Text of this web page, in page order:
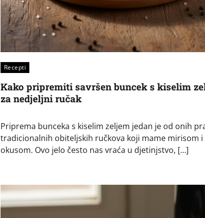
Recepti
Kako pripremiti savršen buncek s kiselim
za nedjeljni ručak
Priprema bunceka s kiselim zeljem jedan je od onih
tradicionalnih obiteljskih ručkova koji mame mirisom i
okusom. Ovo jelo često nas vraća u djetinjstvo, […]